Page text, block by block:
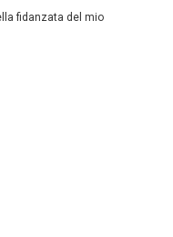
fidanzata del mio